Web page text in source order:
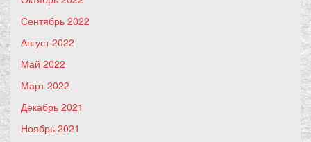
Сентябрь 2022
Август 2022
Май 2022
Март 2022
Декабрь 2021
Ноябрь 2021